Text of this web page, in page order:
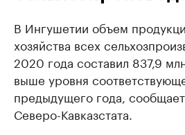
В Ингушетии объем
хозяйства всех
2020 года составил 837,9
выше уровня
предыдущего года,
Северо-Кавказстата.